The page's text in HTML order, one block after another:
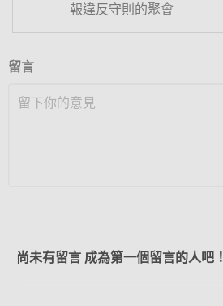
報違反守則的聚會
留言
尚未有留言 成為第一個留言的人吧！